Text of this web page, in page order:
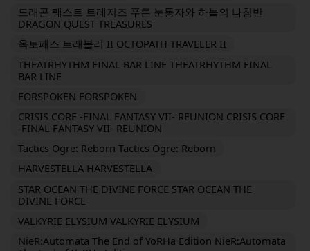
드래곤 퀘스트 트레저즈 푸른 눈동자와 하늘의 나침반
DRAGON QUEST TREASURES
옥토패스 트래블러 II OCTOPATH TRAVELER II
THEATRHYTHM FINAL BAR LINE THEATRHYTHM FINAL
BAR LINE
FORSPOKEN FORSPOKEN
CRISIS CORE -FINAL FANTASY VII- REUNION CRISIS CORE
-FINAL FANTASY VII- REUNION
Tactics Ogre: Reborn Tactics Ogre: Reborn
HARVESTELLA HARVESTELLA
STAR OCEAN THE DIVINE FORCE STAR OCEAN THE
DIVINE FORCE
VALKYRIE ELYSIUM VALKYRIE ELYSIUM
NieR:Automata The End of YoRHa Edition NieR:Automata